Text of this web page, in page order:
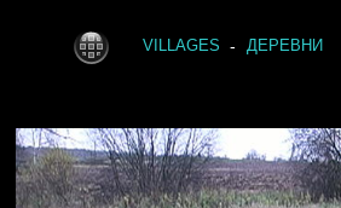
VILLAGES - ДЕРЕВНИ